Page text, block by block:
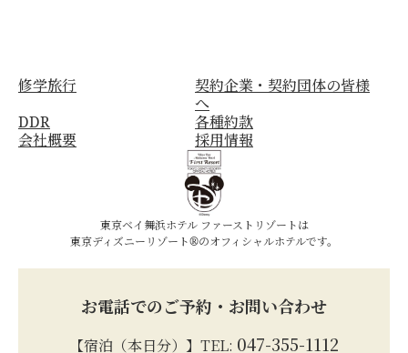
修学旅行
契約企業・契約団体の皆様
へ
DDR
各種約款
会社概要
採用情報
東京ベイ舞浜ホテル ファーストリゾートは
東京ディズニーリゾート®のオフィシャルホテルです。
お電話でのご予約・お問い合わせ
【宿泊（本日分）】TEL: 047-355-1112